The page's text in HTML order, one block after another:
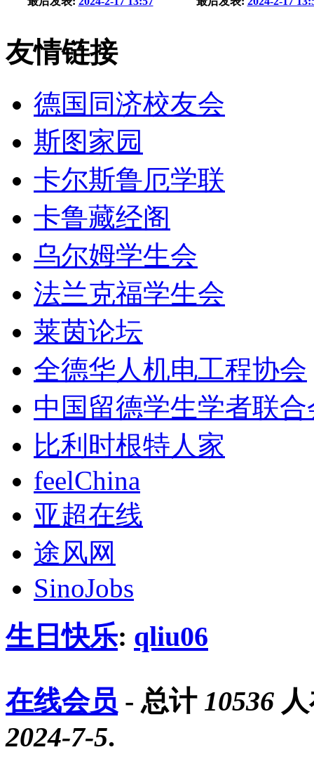
友情链接
德国同济校友会
斯图家园
卡尔斯鲁厄学联
卡鲁藏经阁
乌尔姆学生会
法兰克福学生会
莱茵论坛
全德华人机电工程协会
中国留德学生学者联合
比利时根特人家
feelChina
亚超在线
途风网
SinoJobs
生日快乐: qliu06
在线会员 - 总计 10536
2024-7-5.